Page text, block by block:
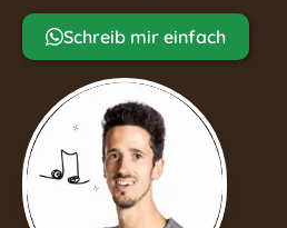
Schreib mir einfach